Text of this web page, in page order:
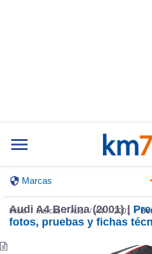
Marcas
Inicio Marcas Audi A4 2001
Audi A4 Berlina (2001) |
fotos, pruebas y fichas